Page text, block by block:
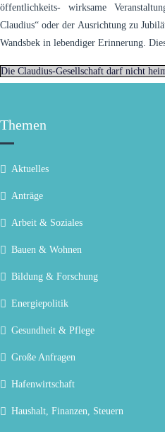
öffentlichkeits- wirksame
Claudius“ oder der Ausrichtung zu
Wandsbek in lebendiger Erinnerung.
Die Claudius-Gesellschaft darf nicht
Themen
Aktuelles
Anträge
Arbeit & Soziales
Bauen & Wohnen
Bildung & Forschung
Energiepolitik
Gesundheit & Pflege
Große Anfragen
Hafenwirtschaft
Haushalt, Finanzen, Steuern